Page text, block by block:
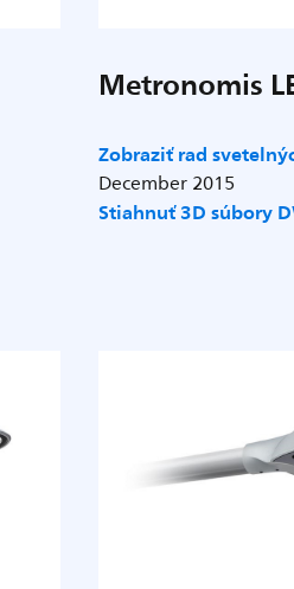
Metronomis
Zobraziť rad
December 2015
Stiahnuť 3D súbory